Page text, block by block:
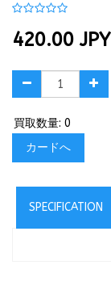
420.00 JPY
買取数量: 0
カードへ
SPECIFICATION